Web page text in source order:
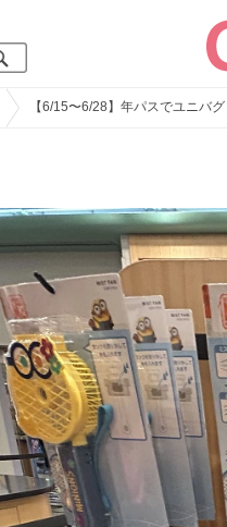
【6/15〜6/28】年パスでユニバ